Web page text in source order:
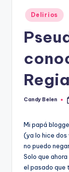
Posted
in
Delirios
Regia
Posted
Candy Belen
Mi papá
(ya lo hice dos
no puedo
Solo que
el pasado que